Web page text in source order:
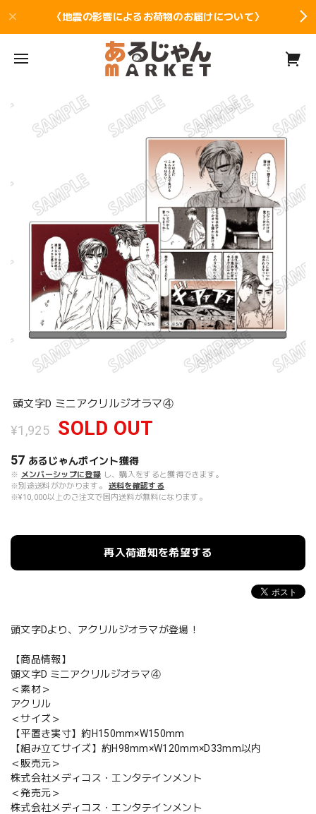
〈地震の影響によるお荷物のお届けについて〉
頭文字D ミニアクリルジオラマ④
¥1,925 SOLD OUT
57 あるじゃんポイント獲得
※ メンバーシップに登録 し、購入をすると獲得できます。
※別途送料がかかります。
送料を確認する
※¥10,000以上のご注文で国内送料が無料になります。
再入荷通知を希望する
頭文字Dより、アクリルジオラマが登場！
【商品情報】
頭文字D ミニアクリルジオラマ④
＜素材＞
アクリル
＜サイズ＞
【平置き実寸】約H150mm×W150mm
【組み立てサイズ】約H98mm×W120mm×D33mm以内
＜販売元＞
株式会社メディコス・エンタテインメント
＜発売元＞
株式会社メディコス・エンタテインメント